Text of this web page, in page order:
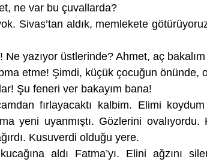
ne var bu çuvallarda?
Sivas’tan aldık, memlekete
yazıyor üstlerinde? Ahmet, aç bakalım
etme! Şimdi, küçük çocuğun önünde,
Şu feneri ver bakayım bana!
fırlayacaktı kalbim. Elimi
yeni uyanmıştı. Gözlerini ovalıyordu.
Kusuverdi olduğu yere.
aldı Fatma’yı. Elini ağzını